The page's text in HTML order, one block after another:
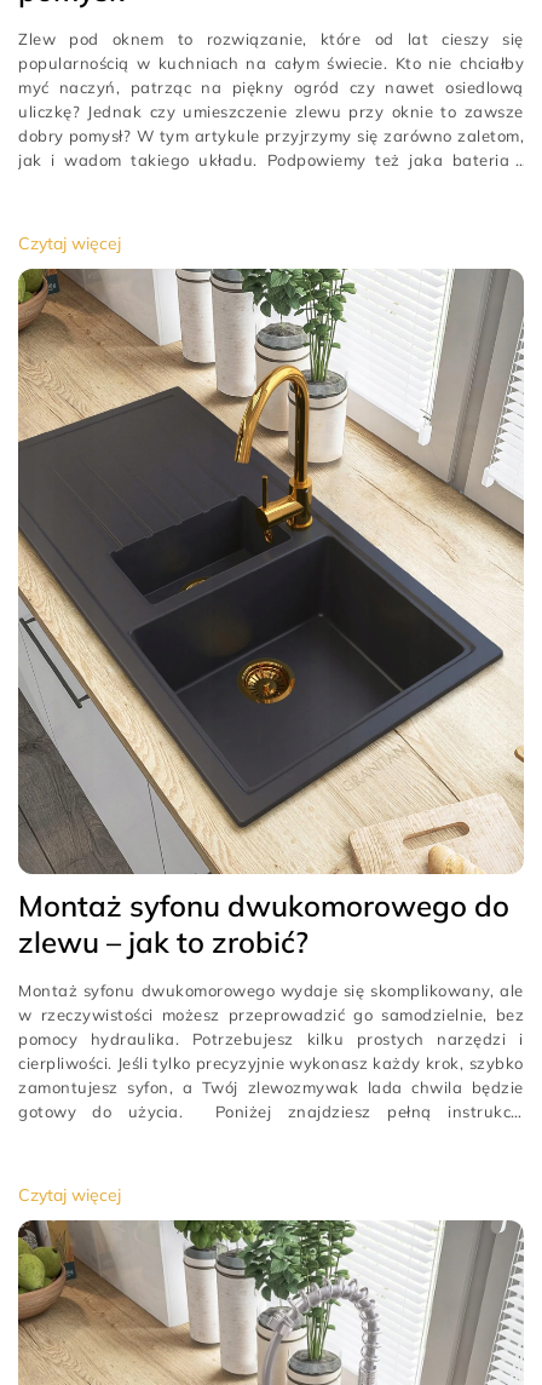
Zlew pod oknem to rozwiązanie, które od lat cieszy się
popularnością w kuchniach na całym świecie. Kto nie chciałby
myć naczyń, patrząc na piękny ogród czy nawet osiedlową
uliczkę? Jednak czy umieszczenie zlewu przy oknie to zawsze
dobry pomysł? W tym artykule przyjrzymy się zarówno zaletom,
jak i wadom takiego układu. Podpowiemy też jaka bateria i
Czytaj więcej
Montaż syfonu dwukomorowego do
zlewu – jak to zrobić?
Montaż syfonu dwukomorowego wydaje się skomplikowany, ale
w rzeczywistości możesz przeprowadzić go samodzielnie, bez
pomocy hydraulika. Potrzebujesz kilku prostych narzędzi i
cierpliwości. Jeśli tylko precyzyjnie wykonasz każdy krok, szybko
zamontujesz syfon, a Twój zlewozmywak lada chwila będzie
gotowy do użycia. Poniżej znajdziesz pełną instrukcję
Czytaj więcej